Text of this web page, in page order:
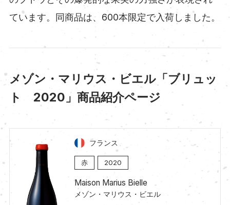
ています。同商品は、600本限定で入荷しました。
メゾン・マリウス・ビエル「ブリュッ
ト 2020」商品紹介ページ
フランス
赤 2020
Maison Marius Bielle
メゾン・マリウス・ビエル